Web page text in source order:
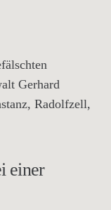
Gerhard
Radolfzell,
einer